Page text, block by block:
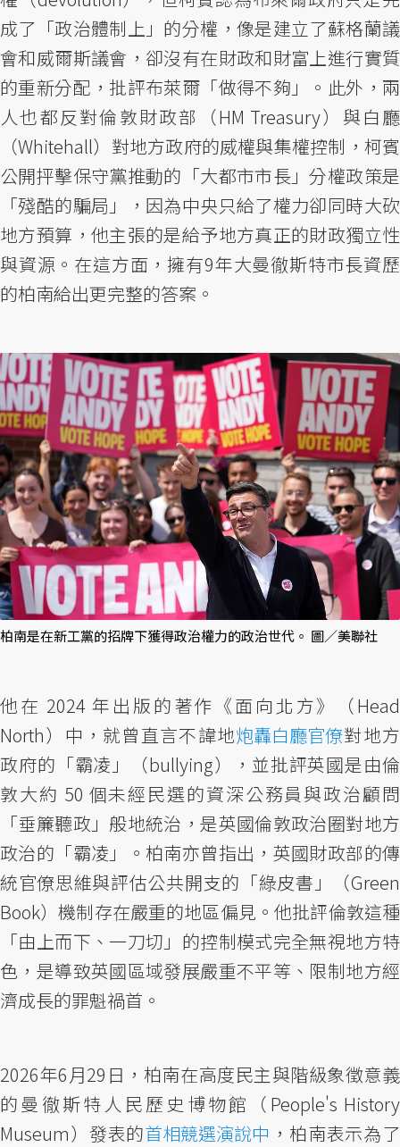
成了「政治體制上」的分權，像是建立了蘇格蘭議
會和威爾斯議會，卻沒有在財政和財富上進行實質
的重新分配，批評布萊爾「做得不夠」。此外，兩
人也都反對倫敦財政部（HM Treasury）與白廳
（Whitehall）對地方政府的威權與集權控制，柯賓
公開抨擊保守黨推動的「大都市市長」分權政策是
「殘酷的騙局」，因為中央只給了權力卻同時大砍
地方預算，他主張的是給予地方真正的財政獨立性
與資源。在這方面，擁有9年大曼徹斯特市長資歷
的柏南給出更完整的答案。
柏南是在新工黨的招牌下獲得政治權力的政治世代。 圖／美聯社
他在 2024 年出版的著作《面向北方》（Head
North）中，就曾直言不諱地炮轟白廳官僚對地方
政府的「霸凌」（bullying），並批評英國是由倫
敦大約 50 個未經民選的資深公務員與政治顧問
「垂簾聽政」般地統治，是英國倫敦政治圈對地方
政治的「霸凌」。柏南亦曾指出，英國財政部的傳
統官僚思維與評估公共開支的「綠皮書」（Green
Book）機制存在嚴重的地區偏見。他批評倫敦這種
「由上而下、一刀切」的控制模式完全無視地方特
色，是導致英國區域發展嚴重不平等、限制地方經
濟成長的罪魁禍首。
2026年6月29日，柏南在高度民主與階級象徵意義
的曼徹斯特人民歷史博物館（People's History
Museum）發表的首相競選演說中 ，柏南表示為了